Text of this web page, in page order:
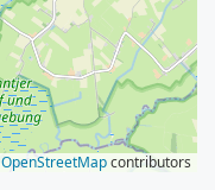
OpenStreetMapcontributors